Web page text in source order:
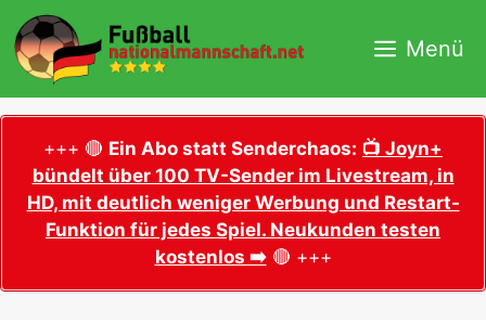
Zum
Inhalt
springen
Menü
+++ 🔴 Ein Abo statt Senderchaos: 📺 Joyn+
bündelt über 100 TV-Sender im Livestream, in
HD, mit deutlich weniger Werbung und Restart-
Funktion für jedes Spiel. Neukunden testen
kostenlos ➡️🔴 +++